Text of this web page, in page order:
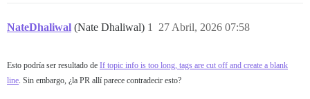
NateDhaliwal (Nate Dhaliwal) 27 Abril, 2026 07:58
1
Esto podría ser resultado de If topic info is too long, tags are cut off and create a blank
line. Sin embargo, ¿la PR allí parece contradecir esto?